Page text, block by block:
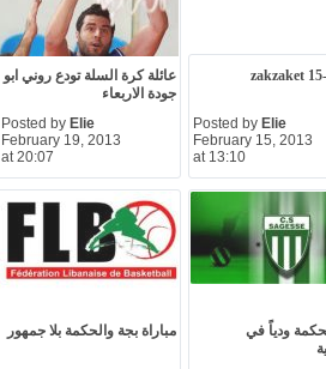
عائلة كرة السلة تودع روني ابو
جودة الاربعاء
Posted by Elie
February 19, 2013
at 20:07
zakzaket
Posted by Elie
February 15, 2013
at 13:10
مباراة بجة والحكمة بلا جمهور
ودياً في